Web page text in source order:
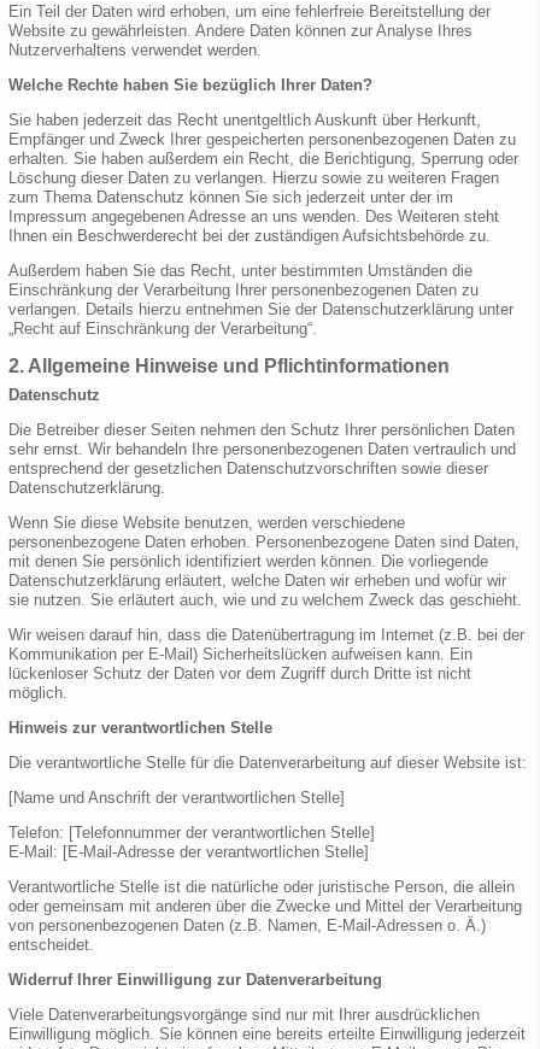
Ein Teil der Daten wird erhoben, um eine fehlerfreie Bereitstellung der
Website zu gewährleisten. Andere Daten können zur Analyse Ihres
Nutzerverhaltens verwendet werden.
Welche Rechte haben Sie bezüglich Ihrer Daten?
Sie haben jederzeit das Recht unentgeltlich Auskunft über Herkunft,
Empfänger und Zweck Ihrer gespeicherten personenbezogenen Daten zu
erhalten. Sie haben außerdem ein Recht, die Berichtigung, Sperrung oder
Löschung dieser Daten zu verlangen. Hierzu sowie zu weiteren Fragen
zum Thema Datenschutz können Sie sich jederzeit unter der im
Impressum angegebenen Adresse an uns wenden. Des Weiteren steht
Ihnen ein Beschwerderecht bei der zuständigen Aufsichtsbehörde zu.
Außerdem haben Sie das Recht, unter bestimmten Umständen die
Einschränkung der Verarbeitung Ihrer personenbezogenen Daten zu
verlangen. Details hierzu entnehmen Sie der Datenschutzerklärung unter
„Recht auf Einschränkung der Verarbeitung“.
2. Allgemeine Hinweise und Pflichtinformationen
Datenschutz
Die Betreiber dieser Seiten nehmen den Schutz Ihrer persönlichen Daten
sehr ernst. Wir behandeln Ihre personenbezogenen Daten vertraulich und
entsprechend der gesetzlichen Datenschutzvorschriften sowie dieser
Datenschutzerklärung.
Wenn Sie diese Website benutzen, werden verschiedene
personenbezogene Daten erhoben. Personenbezogene Daten sind Daten,
mit denen Sie persönlich identifiziert werden können. Die vorliegende
Datenschutzerklärung erläutert, welche Daten wir erheben und wofür wir
sie nutzen. Sie erläutert auch, wie und zu welchem Zweck das geschieht.
Wir weisen darauf hin, dass die Datenübertragung im Internet (z.B. bei der
Kommunikation per E-Mail) Sicherheitslücken aufweisen kann. Ein
lückenloser Schutz der Daten vor dem Zugriff durch Dritte ist nicht
möglich.
Hinweis zur verantwortlichen Stelle
Die verantwortliche Stelle für die Datenverarbeitung auf dieser Website ist:
[Name und Anschrift der verantwortlichen Stelle]
Telefon: [Telefonnummer der verantwortlichen Stelle]
E-Mail: [E-Mail-Adresse der verantwortlichen Stelle]
Verantwortliche Stelle ist die natürliche oder juristische Person, die allein
oder gemeinsam mit anderen über die Zwecke und Mittel der Verarbeitung
von personenbezogenen Daten (z.B. Namen, E-Mail-Adressen o. Ä.)
entscheidet.
Widerruf Ihrer Einwilligung zur Datenverarbeitung
Viele Datenverarbeitungsvorgänge sind nur mit Ihrer ausdrücklichen
Einwilligung möglich. Sie können eine bereits erteilte Einwilligung jederzeit